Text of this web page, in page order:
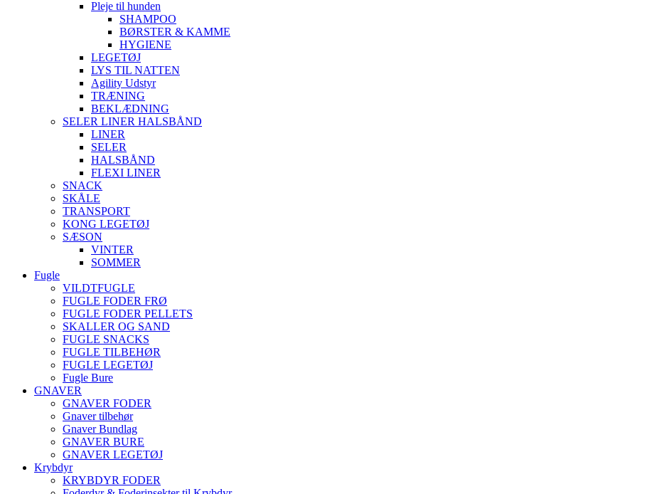
Pleje til hunden
SHAMPOO
BØRSTER & KAMME
HYGIENE
LEGETØJ
LYS TIL NATTEN
Agility Udstyr
TRÆNING
BEKLÆDNING
SELER LINER HALSBÅND
LINER
SELER
HALSBÅND
FLEXI LINER
SNACK
SKÅLE
TRANSPORT
KONG LEGETØJ
SÆSON
VINTER
SOMMER
Fugle
VILDTFUGLE
FUGLE FODER FRØ
FUGLE FODER PELLETS
SKALLER OG SAND
FUGLE SNACKS
FUGLE TILBEHØR
FUGLE LEGETØJ
Fugle Bure
GNAVER
GNAVER FODER
Gnaver tilbehør
Gnaver Bundlag
GNAVER BURE
GNAVER LEGETØJ
Krybdyr
KRYBDYR FODER